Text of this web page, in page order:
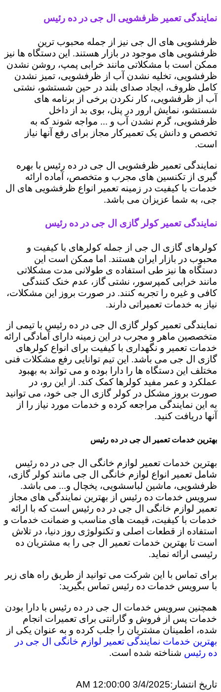
نمایندگی تعمیر ظرفشویی ال جی در ده رئیس
ظرفشویی های ال جی نیز از جمله محبوب ترین
ظرفشویی های موجود در بازار هستند. این دستگاه ها نیز
ممکن است با مشکلاتی مانند خرابی پمپ، روشن نشدن
ظرفشویی، تخلیه نشدن آب از ظرفشویی، تمیز نشدن
کامل ظروف، ایجاد صدای بلند در حین شستشو، نشتی
آب از ظرفشویی، کار نکردن برخی از برنامه های
شستشو، نمایش ارور در پنل، بوی بد از داخل
ظرفشویی، گرم نشدن آب و ... مواجه شوند که به
تخصص و دانش یک تعمیرکار مجاز برای رفع آنها نیاز
است.
نمایندگی تعمیر ظرفشویی ال جی در ده رئیس با بهره
گیری از تکنسین های مجرب و متخصص، آماده ارائه
خدمات با کیفیت در زمینه تعمیر انواع ظرفشویی های ال
جی، به شما عزیزان می باشد.
نمایندگی تعمیر کولر گازی ال جی در ده رئیس
کولرهای گازی ال جی از جمله کولرهای با کیفیت و
محبوب در بازار ایران هستند. اما ممکن است این
دستگاه ها نیز طی استفاده ی طولانی مدت مشکلاتی
مانند خرابی کمپرسور، نشتی گاز، عدم خنک کنندگی
کافی و غیره را تجربه کنند. در صورت بروز این مشکلات،
نیاز به خدمات تعمیراتی دارند.
نمایندگی تعمیر کولر گازی ال جی در ده رئیس با تیمی از
متخصصین ماهر و مجرب در این زمینه دارای آمادگی ارائه
خدمات تعمیر و نگهداری با کیفیت برای انواع کولرهای
گازی ال جی می باشد. این تیم توانایی رفع مشکلات فنی
مختلف این دستگاه ها را دارا بوده و می تواند به بهبود
عملکرد و عمر مفید کولرها کمک کند. از این رو، در
صورت بروز مشکل در کولر گازی ال جی خود، می توانید
به این نمایندگی مراجعه کرده و خدمات مورد نیاز را از
آنها دریافت کنید.
بهترین خدمات تعمیر ال جی در ده رئیس
بهترین خدمات تعمیر لوازم خانگی ال جی در ده رئیس
شامل تعمیر انواع لوازم خانگی ال جی مانند کولر گازی،
ظرفشویی، ماشین لباسشویی، یخچال و... می باشد.
سرویس خدمات ده رئیس از بهترین نمایندگی های مجاز
تعمیر لوازم خانگی ال جی در ده رئیس است که با ارائه
خدمات با کیفیت، قیمت های مناسب و ضمانت خدمات و
استفاده از قطعات اصلی و تکنولوژی روز دنیا، در تلاش
است تا بهترین خدمات تعمیر ال جی را به مشتریان ده
رئیسی ارائه نماید.
برای تماس با این شرکت می توانید از طریق راه های زیر
با سرویس خدمات ده رئیس تماس بگیرید:
همچنین سرویس خدمات ال جی در ده رئیس با دارا بودن
خدمات پس از فروش و گارانتی برای تعمیرات انجام
شده، اطمینان مشتریان را جلب کرده و به عنوان یکی از
بهترین خدمات نمایندگی تعمیر لوازم خانگی ال جی در
ده رئیس شناخته شده است.
تاریخ انتشار:3/4/2025 12:00:00 AM